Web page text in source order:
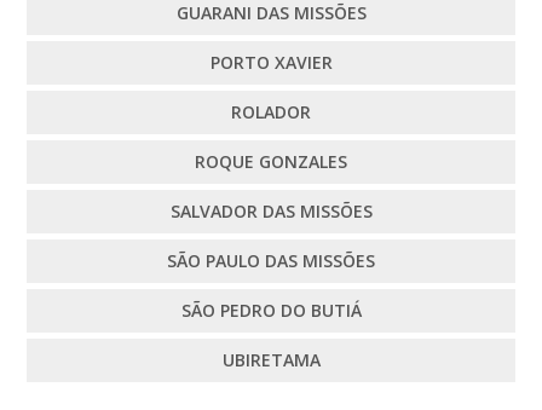
GUARANI DAS MISSÕES
PORTO XAVIER
ROLADOR
ROQUE GONZALES
SALVADOR DAS MISSÕES
SÃO PAULO DAS MISSÕES
SÃO PEDRO DO BUTIÁ
UBIRETAMA